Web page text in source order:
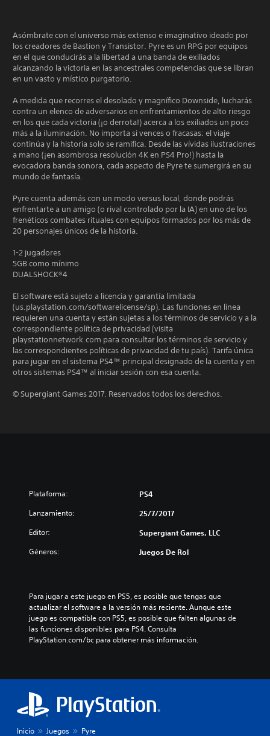
Asómbrate con el universo más extenso e imaginativo ideado por
los creadores de Bastion y Transistor. Pyre es un RPG por equipos
en el que conducirás a la libertad a una banda de exiliados
alcanzando la victoria en las ancestrales competencias que se libran
en un vasto y místico purgatorio.
A medida que recorres el desolado y magnífico Downside, lucharás
contra un elenco de adversarios en enfrentamientos de alto riesgo
en los que cada victoria (¡o derrota!) acerca a los exiliados un poco
más a la iluminación. No importa si vences o fracasas: el viaje
continúa y la historia solo se ramifica. Desde las vívidas ilustraciones
a mano (¡en asombrosa resolución 4K en PS4 Pro!) hasta la
evocadora banda sonora, cada aspecto de Pyre te sumergirá en su
mundo de fantasía.
Pyre cuenta además con un modo versus local, donde podrás
enfrentarte a un amigo (o rival controlado por la IA) en uno de los
frenéticos combates rituales con equipos formados por los más de
20 personajes únicos de la historia.
1-2 jugadores
5GB como mínimo
DUALSHOCK®4
El software está sujeto a licencia y garantía limitada
(us.playstation.com/softwarelicense/sp). Las funciones en línea
requieren una cuenta y están sujetas a los términos de servicio y a la
correspondiente política de privacidad (visita
playstationnetwork.com para consultar los términos de servicio y
las correspondientes políticas de privacidad de tu país). Tarifa única
para jugar en el sistema PS4™ principal designado de la cuenta y en
otros sistemas PS4™ al iniciar sesión con esa cuenta.
© Supergiant Games 2017. Reservados todos los derechos.
Plataforma: PS4
Lanzamiento: 25/7/2017
Editor: Supergiant Games, LLC
Géneros: Juegos De Rol
Para jugar a este juego en PS5, es posible que tengas que
actualizar el software a la versión más reciente. Aunque este
juego es compatible con PS5, es posible que falten algunas de
las funciones disponibles para PS4. Consulta
PlayStation.com/bc para obtener más información.
Inicio Juegos Pyre